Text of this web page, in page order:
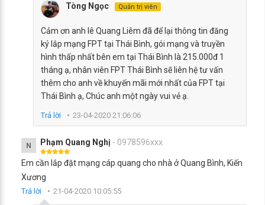
Tòng Ngọc Quản trị viên
Cảm ơn anh lê Quang Liêm đã để lại thông tin đăng
ký lắp mạng FPT tại Thái Bình, gói mạng và truyền
hình thấp nhất bên em tại Thái Bình là 215.000đ 1
tháng ạ, nhân viên FPT Thái Bình sẽ liên hệ tư vấn
thêm cho anh về khuyến mãi mới nhất của FPT tại
Thái Bình ạ, Chúc anh một ngày vui vẻ ạ.
Trả lời 23-04-2020 21:06:06
N Phạm Quang Nghị - 0978596xxx
Em cần lắp đặt mạng cáp quang cho nhà ở Quang Bình, Kiến
Xương
Trả lời 21-04-2020 10:05:55